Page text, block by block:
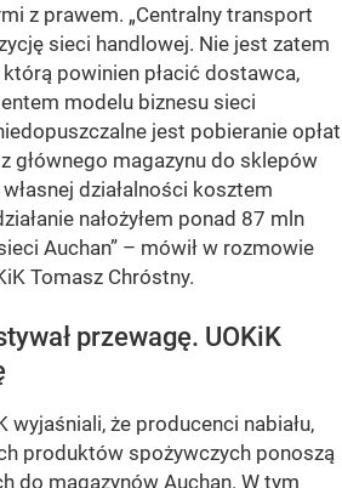
z prawem. „Centralny transport
sieci handlowej. Nie jest zatem
powinien płacić dostawca,
modelu biznesu sieci
jest pobieranie opłat
głównego magazynu do sklepów
działalności kosztem
nałożyłem ponad 87 mln
Auchan” – mówił w rozmowie
Tomasz Chróstny.
przewagę. UOKiK
wyjaśniali, że producenci nabiału,
produktów spożywczych ponoszą
do magazynów Auchan. W tym